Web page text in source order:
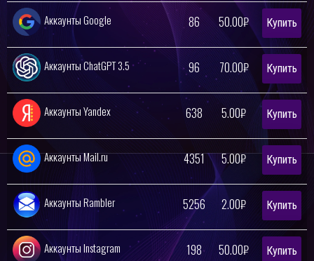
Аккаунты Google 86 50.00₽ Купить
Аккаунты ChatGPT 3.5 96 70.00₽ Купить
Аккаунты Yandex 638 5.00₽ Купить
Аккаунты Mail.ru 4351 5.00₽ Купить
Аккаунты Rambler 5256 2.00₽ Купить
Аккаунты Instagram 198 50.00₽ Купить